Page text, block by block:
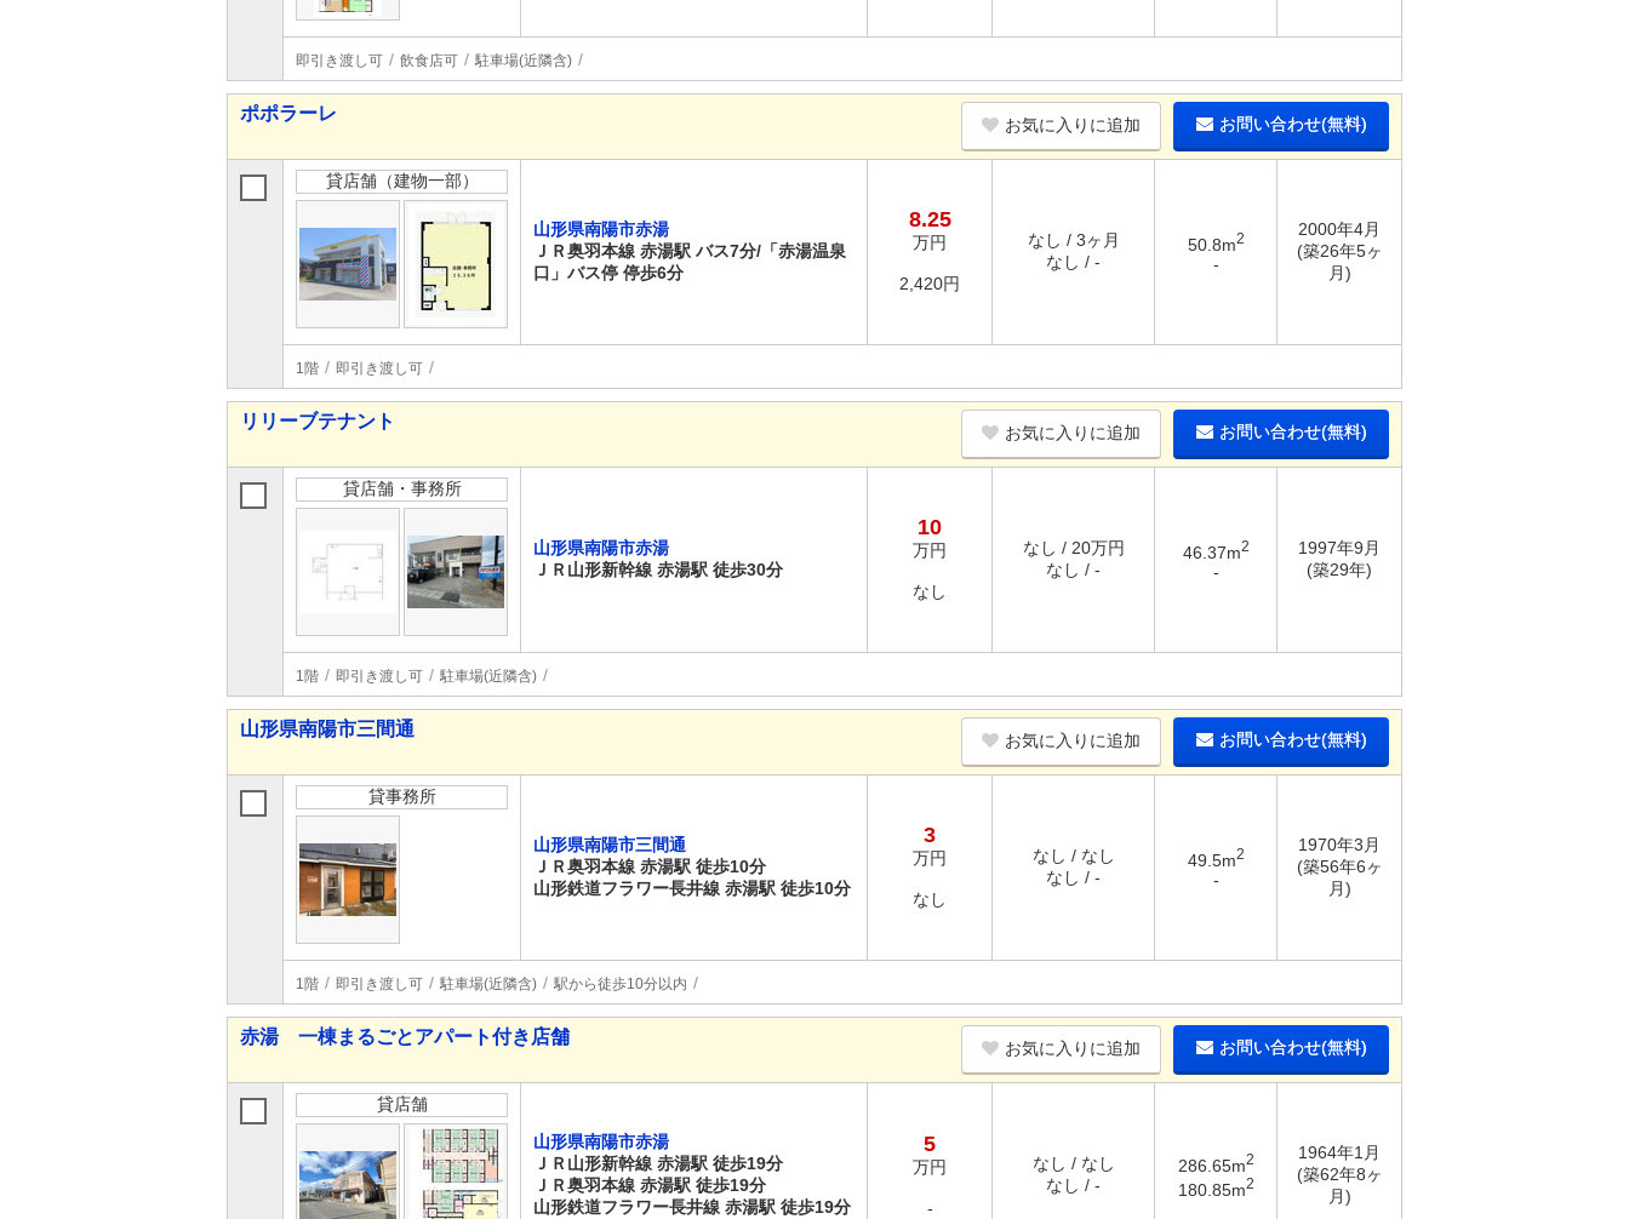
即引き渡し可 飲食店可 駐車場(近隣含)
ポポラーレ
お気に入りに追加 お問い合わせ(無料)
貸店舗（建物一部）
山形県南陽市赤湯
ＪＲ奥羽本線 赤湯駅 バス7分/「赤湯温泉
口」バス停 停歩6分
8.25
万円
2,420円
なし / 3ヶ月
なし / -
50.8m2
-
2000年4月
(築26年5ヶ
月)
1階 即引き渡し可
リリーブテナント
お気に入りに追加 お問い合わせ(無料)
貸店舗・事務所
山形県南陽市赤湯
ＪＲ山形新幹線 赤湯駅 徒歩30分
10
万円
なし
なし / 20万円
なし / -
46.37m2
-
1997年9月
(築29年)
1階 即引き渡し可 駐車場(近隣含)
山形県南陽市三間通
お気に入りに追加 お問い合わせ(無料)
貸事務所
山形県南陽市三間通
ＪＲ奥羽本線 赤湯駅 徒歩10分
山形鉄道フラワー長井線 赤湯駅 徒歩10分
3
万円
なし
なし / なし
なし / -
49.5m2
-
1970年3月
(築56年6ヶ
月)
1階 即引き渡し可 駐車場(近隣含) 駅から徒歩10分以内
赤湯 一棟まるごとアパート付き店舗
お気に入りに追加 お問い合わせ(無料)
貸店舗
山形県南陽市赤湯
ＪＲ山形新幹線 赤湯駅 徒歩19分
ＪＲ奥羽本線 赤湯駅 徒歩19分
山形鉄道フラワー長井線 赤湯駅 徒歩19分
5
万円
-
なし / なし
なし / -
286.65m2
180.85m2
1964年1月
(築62年8ヶ
月)